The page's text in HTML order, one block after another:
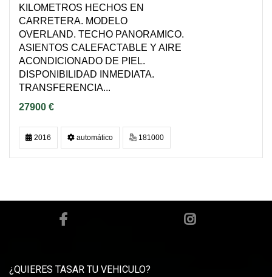
KILOMETROS HECHOS EN
CARRETERA. MODELO
OVERLAND. TECHO PANORAMICO.
ASIENTOS CALEFACTABLE Y AIRE
ACONDICIONADO DE PIEL.
DISPONIBILIDAD INMEDIATA.
TRANSFERENCIA...
27900 €
2016 automático 181000
¿QUIERES TASAR TU VEHICULO?